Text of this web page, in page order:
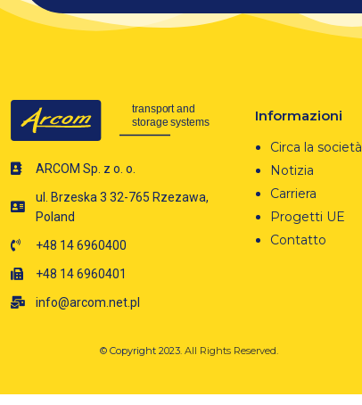
ARCOM Sp. z o. o.
ul. Brzeska 3 32-765 Rzezawa,
Poland
+48 14 6960400
+48 14 6960401
info@arcom.net.pl
Informazioni
Circa la società
Notizia
Carriera
Progetti UE
Contatto
© Copyright 2023. All Rights Reserved.